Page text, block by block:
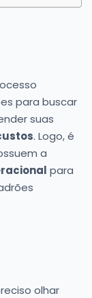
para buscar
suas
. Logo, é
a
para
olhar